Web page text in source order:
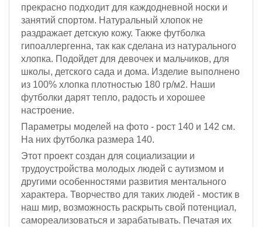
прекрасно подходит для каждодневной носки и
занятий спортом. Натуральный хлопок не
раздражает детскую кожу. Также футболка
гипоаллергенна, так как сделана из натурального
хлопка. Подойдет для девочек и мальчиков, для
школы, детского сада и дома. Изделие выполнено
из 100% хлопка плотностью 180 гр/м2. Наши
футболки дарят тепло, радость и хорошее
настроение.
Параметры моделей на фото - рост 140 и 142 см.
На них футболка размера 140.
Этот проект создан для социализации и
трудоустройства молодых людей с аутизмом и
другими особенностями развития ментального
характера. Творчество для таких людей - мостик в
наш мир, возможность раскрыть свой потенциал,
самореализоваться и зарабатывать. Печатая их